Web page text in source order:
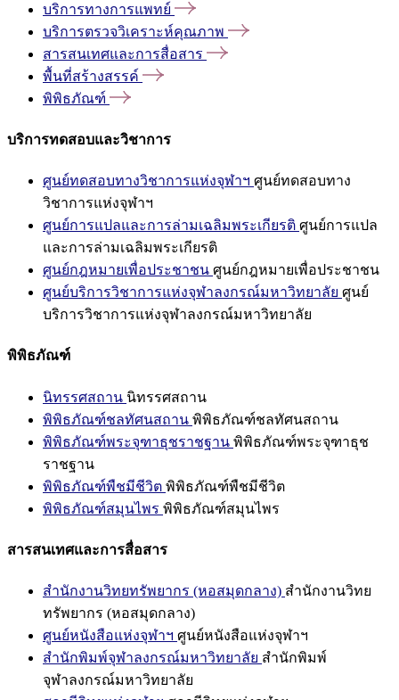
บริการทางการแพทย์
บริการตรวจวิเคราะห์คุณภาพ
สารสนเทศและการสื่อสาร
พื้นที่สร้างสรรค์
พิพิธภัณฑ์
บริการทดสอบและวิชาการ
ศูนย์ทดสอบทางวิชาการแห่งจุฬาฯ ศูนย์ทดสอบทาง
วิชาการแห่งจุฬาฯ
ศูนย์การแปลและการล่ามเฉลิมพระเกียรติ ศูนย์การแปล
และการล่ามเฉลิมพระเกียรติ
ศูนย์กฎหมายเพื่อประชาชน ศูนย์กฎหมายเพื่อประชาชน
ศูนย์บริการวิชาการแห่งจุฬาลงกรณ์มหาวิทยาลัย ศูนย์
บริการวิชาการแห่งจุฬาลงกรณ์มหาวิทยาลัย
พิพิธภัณฑ์
นิทรรศสถาน นิทรรศสถาน
พิพิธภัณฑ์ชลทัศนสถาน พิพิธภัณฑ์ชลทัศนสถาน
พิพิธภัณฑ์พระจุฑาธุชราชฐาน พิพิธภัณฑ์พระจุฑาธุช
ราชฐาน
พิพิธภัณฑ์พืชมีชีวิต พิพิธภัณฑ์พืชมีชีวิต
พิพิธภัณฑ์สมุนไพร พิพิธภัณฑ์สมุนไพร
สารสนเทศและการสื่อสาร
สำนักงานวิทยทรัพยากร (หอสมุดกลาง) สำนักงานวิทย
ทรัพยากร (หอสมุดกลาง)
ศูนย์หนังสือแห่งจุฬาฯ ศูนย์หนังสือแห่งจุฬาฯ
สำนักพิมพ์จุฬาลงกรณ์มหาวิทยาลัย สำนักพิมพ์
จุฬาลงกรณ์มหาวิทยาลัย